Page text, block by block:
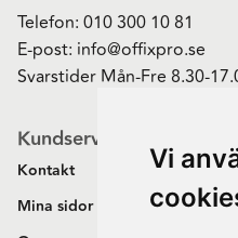
Vi
Telefon: 010 300 10 81
E-post: info@offixpro.se
Svarstider Mån-Fre 8.30-
Kundservice
Kontakt
Mina sidor